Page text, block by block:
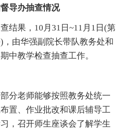
导办抽查情况
果，10月31日~11月1日(第
由华强副院长带队教务处和
中教学检查抽查工作。
老师能够按照教务处统一
置、作业批改和课后辅导工
，召开师生座谈会了解学生